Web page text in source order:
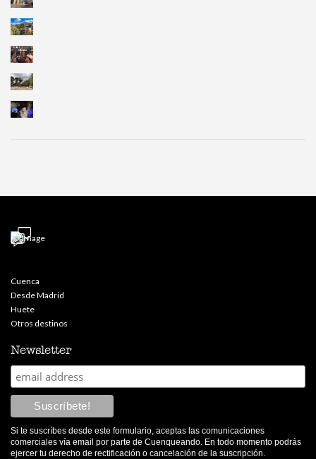
Cuenca
Desde Madrid
Huete
Otros destinos
Newsletter
Si te suscríbes desde este formulario, aceptas las comunicaciones
comerciales vía email por parte de Cuenqueando. En todo momento podrás
ejercer tu derecho de rectificación o cancelación de la suscripción.